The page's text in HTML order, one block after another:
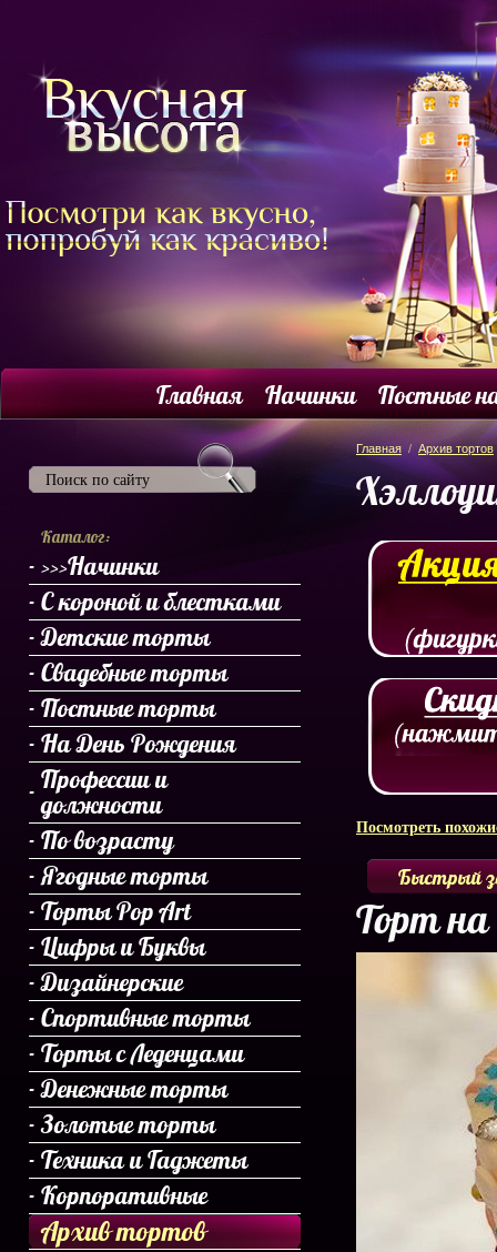
Главная Начинки Постные
Каталог:
>>>Начинки
С короной и блестками
Детские торты
Свадебные торты
Постные торты
На День Рождения
Профессии и
должности
По возрасту
Ягодные торты
Торты Pop Art
Цифры и Буквы
Дизайнерские
Спортивные торты
Торты с Леденцами
Денежные торты
Золотые торты
Техника и Гаджеты
Корпоративные
Архив тортов
Главная / Архив тортов
Посмотреть
Быстрый
Торт